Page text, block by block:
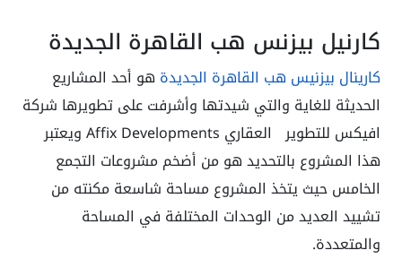
كارنيل بيزنس هب القاهرة الجديدة
كارينال بيزنيس هب القاهرة الجديدة هو أحد المشاريع
الحديثة للغاية والتي شيدتها وأشرفت على تطويرها شركة
افيكس للتطوير العقاري Affix Developments ويعتبر
هذا المشروع بالتحديد هو من أضخم مشروعات التجمع
الخامس حيث يتخذ المشروع مساحة شاسعة مكنته من
تشييد العديد من الوحدات المختلفة في المساحة
والمتعددة.